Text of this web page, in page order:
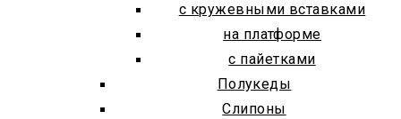
с кружевными вставками
на платформе
с пайетками
Полукеды
Слипоны